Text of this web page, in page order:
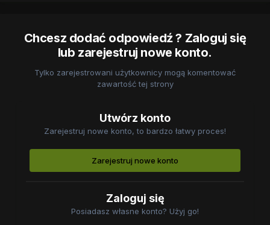
Chcesz dodać odpowiedź ? Zaloguj się
lub zarejestruj nowe konto.
Tylko zarejestrowani użytkownicy mogą komentować
zawartość tej strony
Utwórz konto
Zarejestruj nowe konto, to bardzo łatwy proces!
Zarejestruj nowe konto
Zaloguj się
Posiadasz własne konto? Użyj go!